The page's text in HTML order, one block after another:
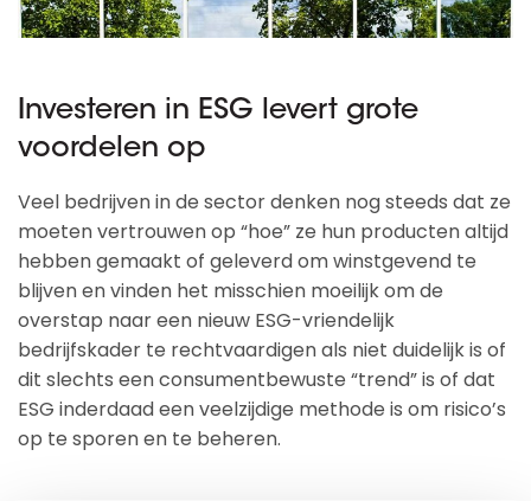
Investeren in ESG levert grote
voordelen op
Veel bedrijven in de sector denken nog steeds dat ze
moeten vertrouwen op “hoe” ze hun producten altijd
hebben gemaakt of geleverd om winstgevend te
blijven en vinden het misschien moeilijk om de
overstap naar een nieuw ESG-vriendelijk
bedrijfskader te rechtvaardigen als niet duidelijk is of
dit slechts een consumentbewuste “trend” is of dat
ESG inderdaad een veelzijdige methode is om risico’s
op te sporen en te beheren.